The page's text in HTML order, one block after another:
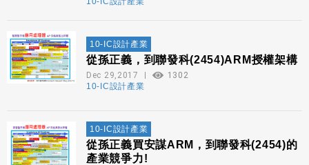
10-IC設計產業
從孫正義，到聯發科(2454)ARM授權架構
Dec 29,2017
1302
10-IC設計產業
10-IC設計產業
從孫正義買安謀ARM，到聯發科(2454)的
產業競爭力!